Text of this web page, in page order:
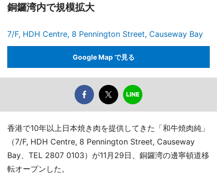
銅鑼湾内で規模拡大
7/F, HDH Centre, 8 Pennington Street, Causeway Bay
Google Map で見る
香港で10年以上日本焼き肉を提供してきた「和牛焼肉純」
（7/F, HDH Centre, 8 Pennington Street, Causeway
Bay、TEL 2807 0103）が11月29日、銅鑼湾の邊寧頓道移
転オープンした。